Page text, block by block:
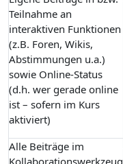
Teilnahme an
interaktiven Funktionen
(z.B. Foren, Wikis,
Abstimmungen u.a.)
sowie Online-Status
(d.h. wer gerade online
ist – sofern im Kurs
aktiviert)
Alle Beiträge im
Kollaborationswerkzeug